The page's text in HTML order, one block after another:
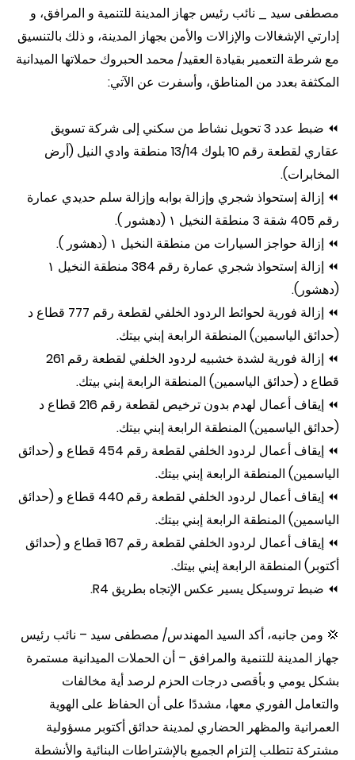
مصطفى سيد _ نائب رئيس جهاز المدينة للتنمية و المرافق، و
إدارتي الإشغالات والإزالات والأمن بجهاز المدينة، و ذلك بالتنسيق
مع شرطة التعمير بقيادة العقيد/ محمد الحبروك حملاتها الميدانية
المكثفة بعدد من المناطق، وأسفرت عن الآتي:
⏪ ضبط عدد 3 تحويل نشاط من سكني إلى شركة تسويق
عقاري لقطعة رقم 10 بلوك 13/14 منطقة وادي النيل (أرض
المخابرات).
⏪ إزالة إستحواذ شجري وإزالة بوابه وإزالة سلم حديدي عمارة
رقم 405 شقة 3 منطقة النخيل ١ (دهشور ).
⏪ إزالة حواجز السيارات من منطقة النخيل ١ (دهشور ).
⏪ إزالة إستحواذ شجري عمارة رقم 384 منطقة النخيل ١
(دهشور).
⏪ إزالة فورية لحوائط الردود الخلفي لقطعة رقم 777 قطاع د
(حدائق الياسمين) المنطقة الرابعة إبني بيتك.
⏪ إزالة فورية لشدة خشبيه لردود الخلفي لقطعة رقم 261
قطاع د (حدائق الياسمين) المنطقة الرابعة إبني بيتك.
⏪ إيقاف أعمال لهدم بدون ترخيص لقطعة رقم 216 قطاع د
(حدائق الياسمين) المنطقة الرابعة إبني بيتك.
⏪ إيقاف أعمال لردود الخلفي لقطعة رقم 454 قطاع و (حدائق
الياسمين) المنطقة الرابعة إبني بيتك.
⏪ إيقاف أعمال لردود الخلفي لقطعة رقم 440 قطاع و (حدائق
الياسمين) المنطقة الرابعة إبني بيتك.
⏪ إيقاف أعمال لردود الخلفي لقطعة رقم 167 قطاع و (حدائق
أكتوبر) المنطقة الرابعة إبني بيتك.
⏪ ضبط تروسيكل يسير عكس الإتجاه بطريق R4.
💢 ومن جانبه، أكد السيد المهندس/ مصطفى سيد – نائب رئيس
جهاز المدينة للتنمية والمرافق – أن الحملات الميدانية مستمرة
بشكل يومي و بأقصى درجات الحزم لرصد أية مخالفات
والتعامل الفوري معها، مشددًا على أن الحفاظ على الهوية
العمرانية والمظهر الحضاري لمدينة حدائق أكتوبر مسؤولية
مشتركة تتطلب إلتزام الجميع بالإشتراطات البنائية والأنشطة